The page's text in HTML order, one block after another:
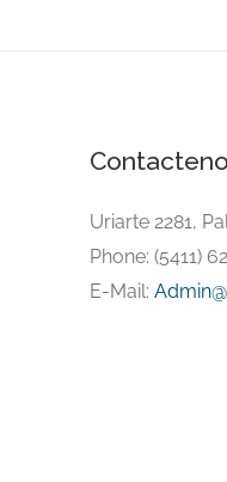
Uriarte 2281,
Phone: (5411)
E-Mail: